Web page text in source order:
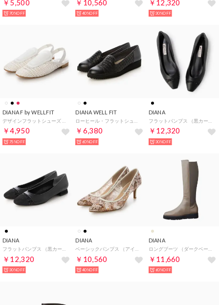
￥5,500
70%OFF
￥10,560
40%OFF
￥12,320
30%OFF
DIANA F by WELLFIT
￥4,950
75%OFF
DIANA WELL FIT
￥6,380
60%OFF
DIANA
￥12,320
30%OFF
DIANA
フラットパンプス （黒カーフ）
￥12,320
30%OFF
DIANA
ベーシックパンプス （アイボリーメッシュ）
￥10,560
40%OFF
DIANA
ロングブーツ （ダークベージュカーフ）
￥11,660
60%OFF